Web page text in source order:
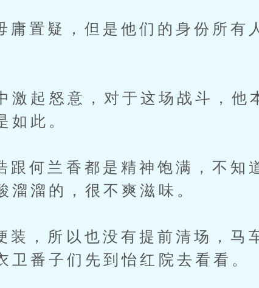
疑，但是他们的身份所有
怒意，对于这场战斗，他
如此。
兰香都是精神饱满，不知
溜溜的，很不爽滋味。
所以也没有提前清场，马
卫番子们先到怡红院去看看。